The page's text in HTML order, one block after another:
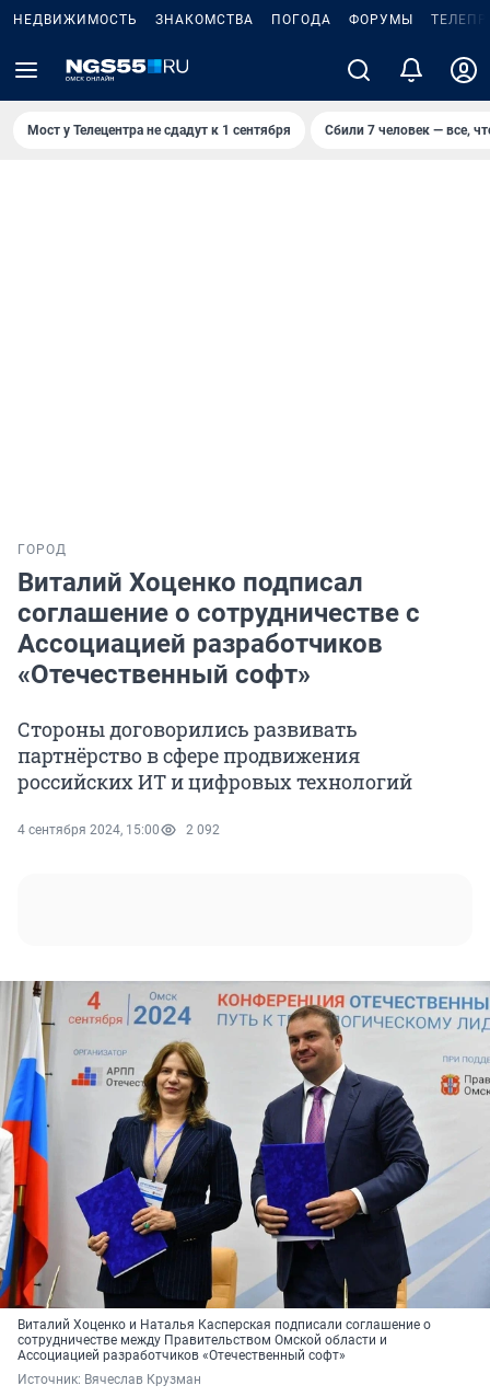
НЕДВИЖИМОСТЬ ЗНАКОМСТВА ПОГОДА ФОРУМЫ
Мост у Телецентра не сдадут к 1 сентября Сбили 7 человек — все,
ГОРОД
Виталий Хоценко подписал
соглашение о сотрудничестве с
Ассоциацией разработчиков
«Отечественный софт»
Стороны договорились развивать
партнёрство в сфере продвижения
российских ИТ и цифровых технологий
4 сентября 2024, 15:00 2 092
Виталий Хоценко и Наталья Касперская подписали соглашение о
сотрудничестве между Правительством Омской области и
Ассоциацией разработчиков «Отечественный софт»
Источник: Вячеслав Крузман